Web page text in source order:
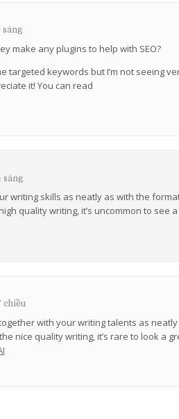
sáng
make any plugins to help with SEO?
targeted keywords but I’m not seeing
it! You can read
sáng
writing skills as neatly as with the
quality writing, it’s uncommon to
chiều
with your writing talents as
nice quality writing, it’s rare to look a